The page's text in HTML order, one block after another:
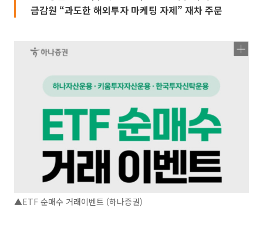
금감원 “과도한 해외투자 마케팅 자제” 재차 주문
▲ETF 순매수 거래이벤트 (하나증권)